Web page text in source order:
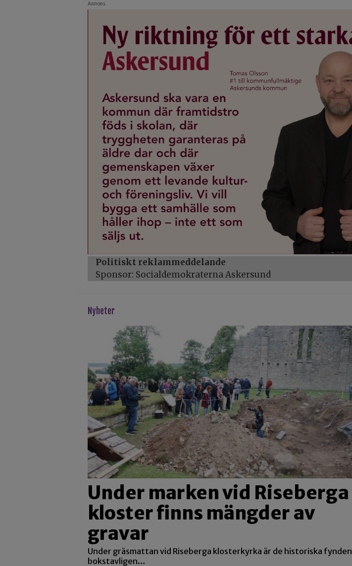
Annons
Politiskt reklammeddelande
Sponsor: Socialdemokraterna Askersund
Nyheter
Under marken vid Riseberga
kloster finns mängder av
gravar
Under gräsmattan vid Riseberga klosterkyrka är de historiska fynden
bokstavligen…